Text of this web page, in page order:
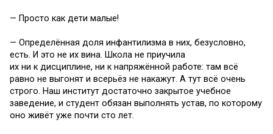
— Просто как дети малые!
— Определённая доля инфантилизма в них, безусловно,
есть. И это не их вина. Школа не приучила
их ни к дисциплине, ни к напряжённой работе: там всё
равно не выгонят и всерьёз не накажут. А тут всё очень
строго. Наш институт достаточно закрытое учебное
заведение, и студент обязан выполнять устав, по которому
оно живёт уже почти сто лет.